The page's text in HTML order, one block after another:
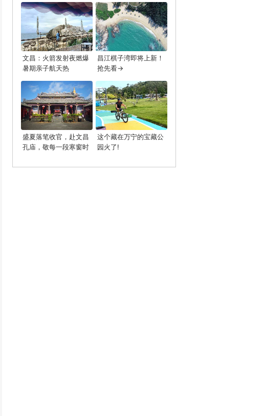
文昌：火箭发射夜燃爆
暑期亲子航天热
昌江棋子湾即将上新！
抢先看→
盛夏落笔收官，赴文昌
孔庙，敬每一段寒窗时
这个藏在万宁的宝藏公
园火了!